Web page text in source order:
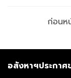
ก่อนห
อสังหาฯประกาศ